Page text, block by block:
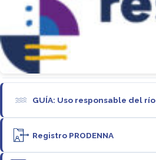
GUÍA: Uso responsable del río
Registro PRODENNA